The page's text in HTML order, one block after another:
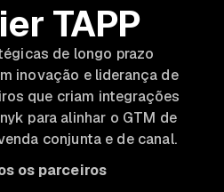
TAPP
de longo prazo
inovação e liderança de
que criam integrações
para alinhar o GTM de
conjunta e de canal.
os parceiros